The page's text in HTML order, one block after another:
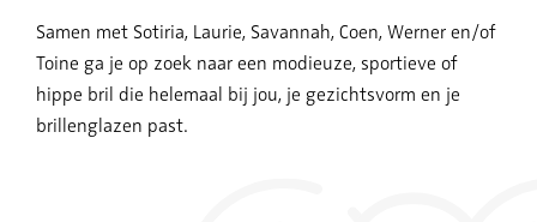
Samen met Sotiria, Laurie, Savannah, Coen, Werner en/of
Toine ga je op zoek naar een modieuze, sportieve of
hippe bril die helemaal bij jou, je gezichtsvorm en je
brillenglazen past.